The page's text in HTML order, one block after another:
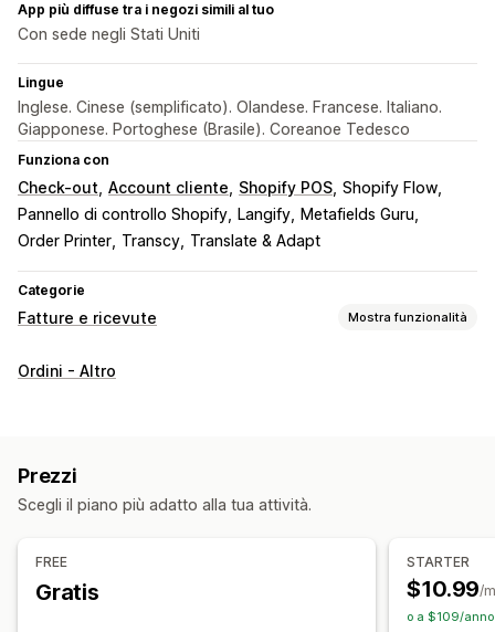
App più diffuse tra i negozi simili al tuo
Con sede negli Stati Uniti
Lingue
Inglese. Cinese (semplificato). Olandese. Francese. Italiano.
Giapponese. Portoghese (Brasile). Coreanoe Tedesco
Funziona con
Check-out Account cliente Shopify POS Shopify Flow
Pannello di controllo Shopify
Langify
Metafields Guru
Order Printer Transcy Translate & Adapt
Categorie
Fatture e ricevute Mostra funzionalità
Tipi di documento
Personalizzazione
Email del mittente
Codici a barre
Ordini - Altro
Prezzi
Scegli il piano più adatto alla tua attività.
FREE
Gratis
STARTER
$10.99/
o a $109/